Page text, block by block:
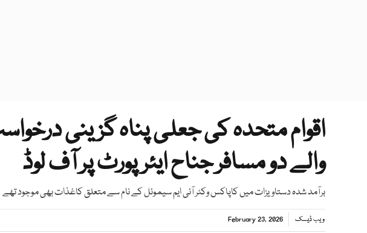
اقوام متحدہ کی جعلی پناہ گزینی
والے دو مسافر جناح ایئرپورٹ پر آف لوڈ
برآمد شدہ دستاویزات میں کاپاکس وکٹر آئی ایم سیموئل کے نام سے متعلق کاغذات بھی موجود تھے
ویب ڈیسک February 23, 2026